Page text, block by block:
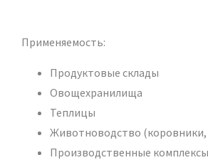
Применяемость:
Продуктовые склады
Овощехранилища
Теплицы
Животноводство
Производственные комплексы